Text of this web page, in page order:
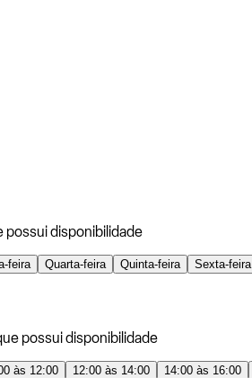
possui disponibilidade
feira Quarta-feira Quinta-feira Sexta-feira
possui disponibilidade
às 12:00 12:00 às 14:00 14:00 às 16:00